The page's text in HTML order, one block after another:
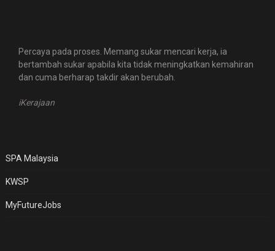
Percaya pada proses. Memang sukar mencari kerja, ia
bertambah sukar apabila kita tidak meningkatkan kemahiran
dan cuma berharap takdir akan berubah.
iKerajaan
SPA Malaysia
KWSP
MyFutureJobs